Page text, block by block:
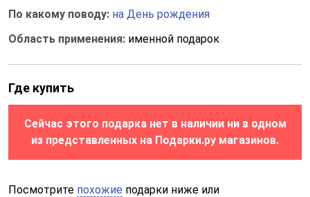
По какому поводу: на День рождения
Область применения: именной подарок
Где купить
Сейчас этого подарка нет в наличии ни в одном
из представленных на Подарки.ру магазинов.
Посмотрите похожие подарки ниже или